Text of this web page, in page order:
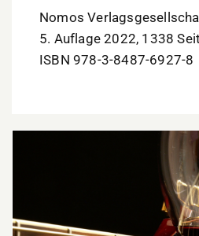
Nomos
5. Auflage 2022, 1338
ISBN 978-3-8487-6927-8